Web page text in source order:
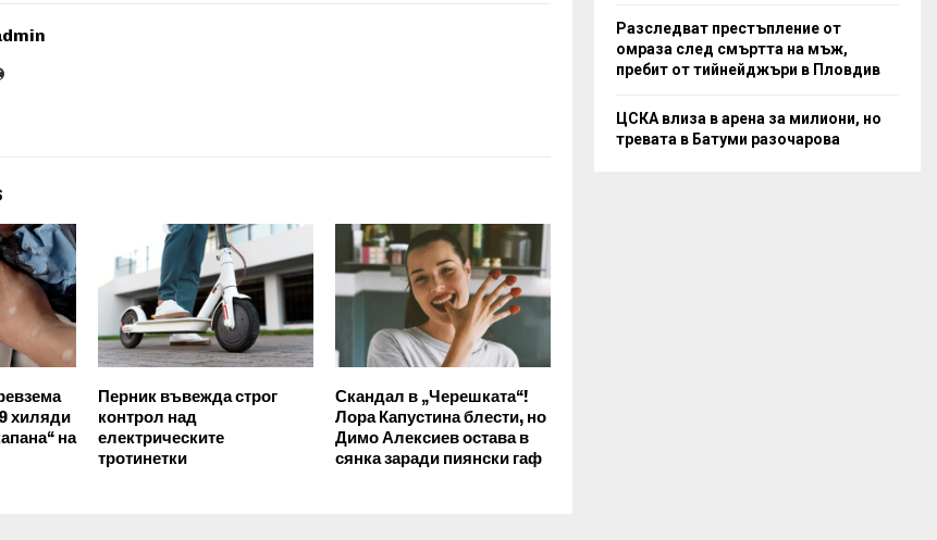
хиляди
на
Перник въвежда строг
контрол над
електрическите
тротинетки
Скандал в „Черешката“!
Лора Капустина блести, но
Димо Алексиев остава в
сянка заради пиянски гаф
Разследват престъпление от
омраза след смъртта на мъж,
пребит от тийнейджъри в Пловдив
ЦСКА влиза в арена за милиони, но
тревата в Батуми разочарова